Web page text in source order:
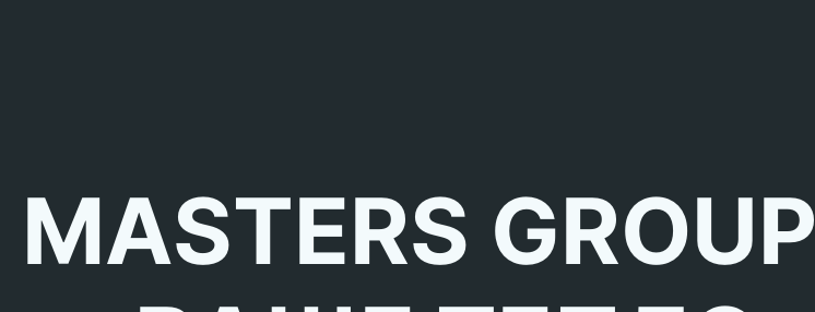
MASTERS GROUP